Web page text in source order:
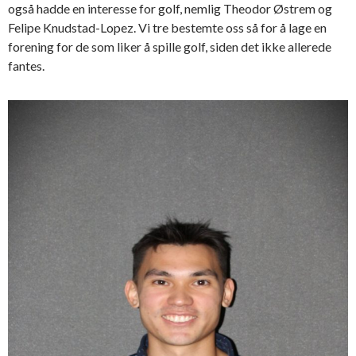
også hadde en interesse for golf, nemlig Theodor Østrem og
Felipe Knudstad-Lopez. Vi tre bestemte oss så for å lage en
forening for de som liker å spille golf, siden det ikke allerede
fantes.